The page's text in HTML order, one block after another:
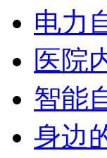
电力
医院
智能
身边